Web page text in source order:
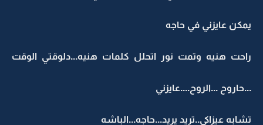
يمكن عايزني في حاجه
راحت هنيه وتمت نور اتحلل كلمات هنيه...دلوقتي الوقت
...حاروح ...الروح....عايزني
تشابه عيزاكي..تريد يريد...حاجه...الباشه